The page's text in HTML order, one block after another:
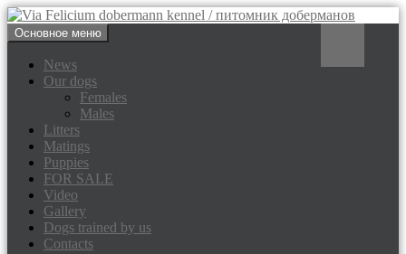
Via Felicium dobermann
kennel / питомник доберманов
Основное меню
к
News
Our dogs
Females
Males
Litters
Matings
Puppies
FOR SALE
Video
Gallery
Dogs trained by us
Contacts